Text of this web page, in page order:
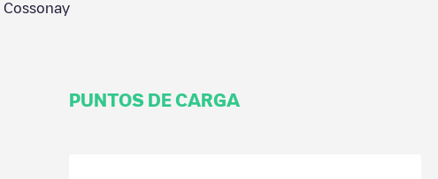
Cossonay
PUNTOS DE CARGA